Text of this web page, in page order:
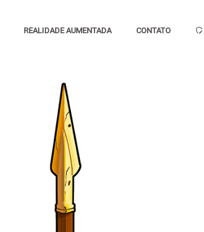
REALIDADE AUMENTADA CONTATO